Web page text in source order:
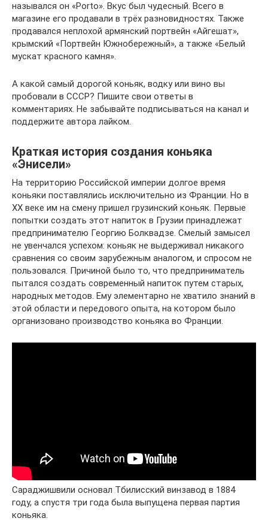
назывался он «Porto». Вкус был чудесный. Всего в
магазине его продавали в трёх разновидностях. Также
продавался неплохой армянский портвейн «Айгешат»,
крымский «Портвейн Южнобережный», а также «Белый
мускат красного камня».
А какой самый дорогой коньяк, водку или вино вы
пробовали в СССР? Пишите свои ответы в
комментариях. Не забывайте подписываться на канал и
поддержите автора лайком.
Краткая история создания коньяка
«Энисели»
На территорию Российской империи долгое время
коньяки поставлялись исключительно из Франции. Но в
ХХ веке им на смену пришел грузинский коньяк. Первые
попытки создать этот напиток в Грузии принадлежат
предпринимателю Георгию Болквадзе. Смелый замысел
не увенчался успехом: коньяк не выдерживал никакого
сравнения со своим зарубежным аналогом, и спросом не
пользовался. Причиной было то, что предприниматель
пытался создать современный напиток путем старых,
народных методов. Ему элементарно не хватило знаний в
этой области и передового опыта, на котором было
организовано производство коньяка во Франции.
Сараджишвили основал Тбилисский винзавод в 1884
году, а спустя три года была выпущена первая партия
коньяка.